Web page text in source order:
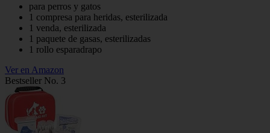
para perros y gatos
1 compresa para heridas, esterilizada
1 venda, esterilizada
1 paquete de gasas, esterilizadas
1 rollo esparadrapo
Ver en Amazon
Bestseller No. 3